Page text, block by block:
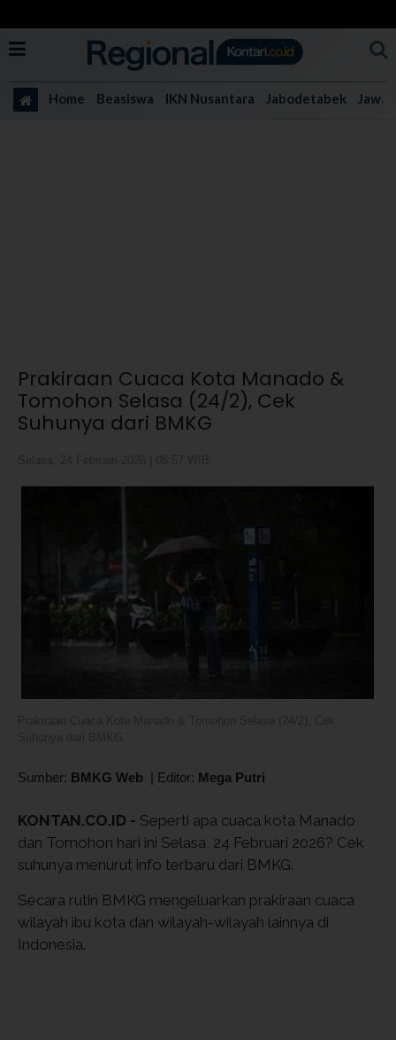
Home Beasiswa IKN Nusantara Jabodetabek Jawa
Prakiraan Cuaca Kota Manado &
Tomohon Selasa (24/2), Cek
Suhunya dari BMKG
Sumber: BMKG Web | Editor: Mega Putri
KONTAN.CO.ID - Seperti apa cuaca kota Manado
dan Tomohon hari ini Selasa, 24 Februari 2026? Cek
suhunya menurut info terbaru dari BMKG.
Secara rutin BMKG mengeluarkan prakiraan cuaca
wilayah ibu kota dan wilayah-wilayah lainnya di
Indonesia.